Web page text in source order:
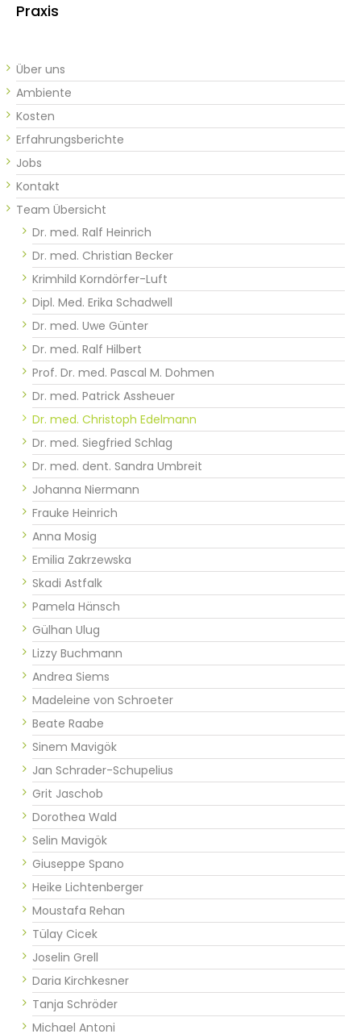
Praxis
Über uns
Ambiente
Kosten
Erfahrungsberichte
Jobs
Kontakt
Team Übersicht
Dr. med. Ralf Heinrich
Dr. med. Christian Becker
Krimhild Korndörfer-Luft
Dipl. Med. Erika Schadwell
Dr. med. Uwe Günter​​​​
Dr. med. Ralf Hilbert
Prof. Dr. med. Pascal M. Dohmen
Dr. med. Patrick Assheuer
Dr. med. Christoph Edelmann
Dr. med. Siegfried Schlag
Dr. med. dent. Sandra Umbreit
Johanna Niermann
Frauke Heinrich
Anna Mosig
Emilia Zakrzewska
Skadi Astfalk
Pamela Hänsch
Gülhan Ulug
Lizzy Buchmann
Andrea Siems
Madeleine von Schroeter
Beate Raabe
Sinem Mavigök
Jan Schrader-Schupelius
Grit Jaschob
Dorothea Wald
Selin Mavigök
Giuseppe Spano
Heike Lichtenberger
Moustafa Rehan
Tülay Cicek
Joselin Grell
Daria Kirchkesner
Tanja Schröder
Michael Antoni